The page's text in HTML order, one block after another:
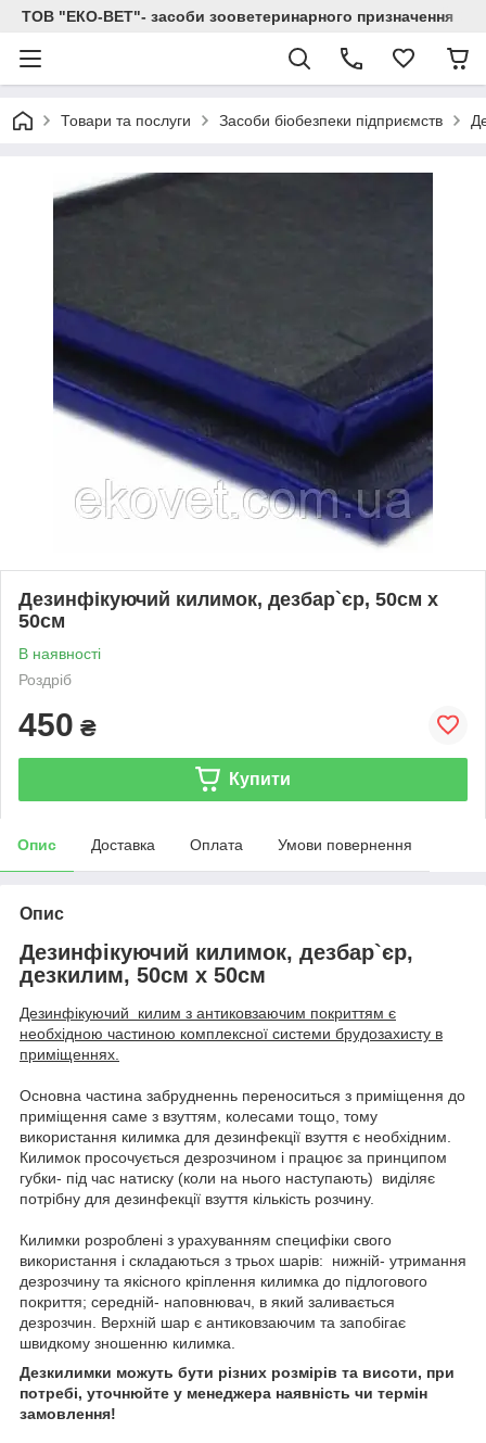
ТОВ "ЕКО-ВЕТ"- засоби зооветеринарного призначення
Товари та послуги Засоби біобезпеки підприємств
Дезинфікуючий килимок, дезбар`єр, 50см х
50см
В наявності
Роздріб
450 ₴
Купити
Опис Доставка Оплата Умови повернення
Опис
Дезинфікуючий килимок, дезбар`єр,
дезкилим, 50см х 50см
Дезинфікуючий килим з антиковзаючим покриттям є
необхідною частиною комплексної системи брудозахисту в
приміщеннях.
Основна частина забрудненнь переноситься з приміщення до
приміщення саме з взуттям, колесами тощо, тому
використання килимка для дезинфекції взуття є необхідним.
Килимок просочується дезрозчином і працює за принципом
губки- під час натиску (коли на нього наступають) виділяє
потрібну для дезинфекції взуття кількість розчину.
Килимки розроблені з урахуванням специфіки свого
використання і складаються з трьох шарів: нижній- утримання
дезрозчину та якісного кріплення килимка до підлогового
покриття; середній- наповнювач, в який заливається
дезрозчин. Верхній шар є антиковзаючим та запобігає
швидкому зношенню килимка.
Дезкилимки можуть бути різних розмірів та висоти, при
потребі, уточнюйте у менеджера наявність чи термін
замовлення!